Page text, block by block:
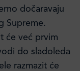
dočaravaju
Supreme.
će već prvim
do sladoleda
razmazit će